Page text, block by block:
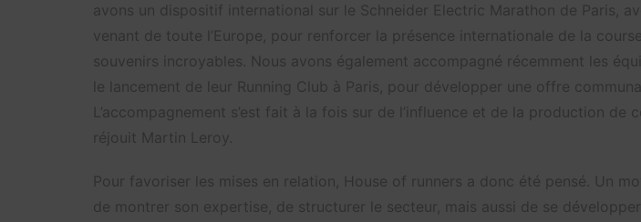
avons un dispositif international sur le Schneider Electric Marathon de Paris,
venant de toute l’Europe, pour renforcer la présence internationale de la
souvenirs incroyables. Nous avons également accompagné récemment les
le lancement de leur Running Club à Paris, pour développer une offre
L’accompagnement s’est fait à la fois sur de l’influence et de la production de
réjouit Martin Leroy.
Pour favoriser les mises en relation, House of runners a donc été pensé. Un
de montrer son expertise, de structurer le secteur, mais aussi de se